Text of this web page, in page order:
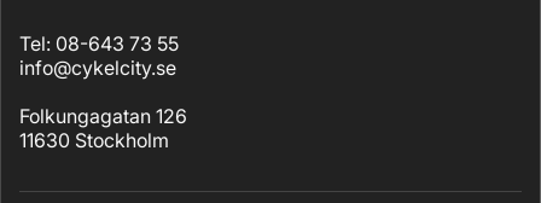
Tel: 08-643 73 55
info@cykelcity.se
Folkungagatan 126
11630 Stockholm